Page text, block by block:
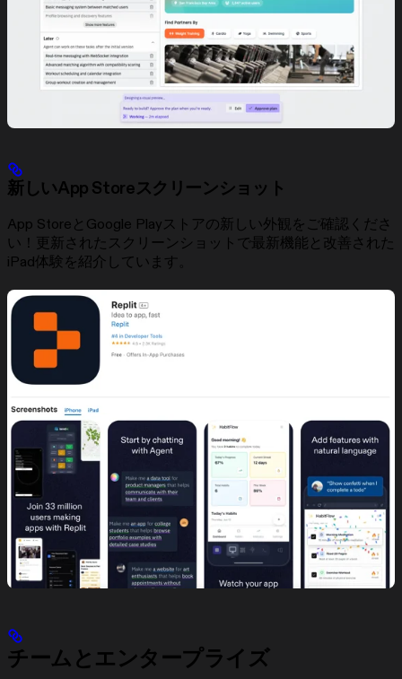
新しいApp Storeスクリーンショット
App StoreとGoogle Playストアの新しい外観をご確認くださ
い！更新されたスクリーンショットで最新機能と改善された
iPad体験を紹介しています。
チームとエンタープライズ